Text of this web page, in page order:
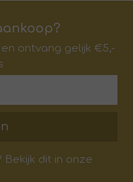
ontvang gelijk €5,-
Bekijk dit in onze